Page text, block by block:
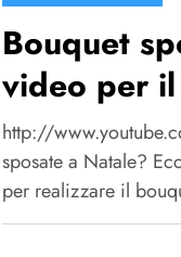
Bouquet
video per
http://
sposate a Natale?
per realizzare il